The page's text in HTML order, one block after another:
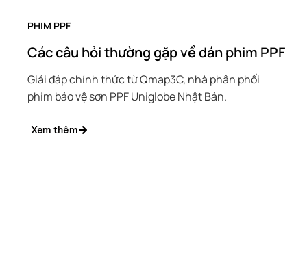
PHIM PPF
Các câu hỏi thường gặp về dán phim PPF
Giải đáp chính thức từ Qmap3C, nhà phân phối
phim bảo vệ sơn PPF Uniglobe Nhật Bản.
Xem thêm